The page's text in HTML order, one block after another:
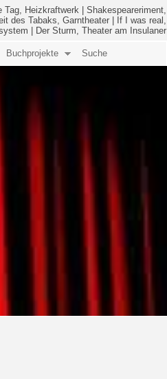
Tag, Heizkraftwerk
Shakespeareriment,
des Tabaks, Garntheater
If I was real,
Der Sturm, Theater am Insulaner
Buchprojekte Suche